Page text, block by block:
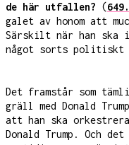
de här utfallen? (
galet av honom att
Särskilt när han ska
något sorts politiskt
Det framstår som
gräll med Donald
att han ska
Donald Trump. Och